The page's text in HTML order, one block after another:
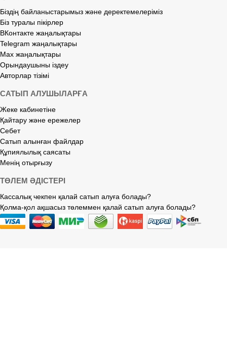
Біздің байланыстарымыз және деректемелеріміз
Біз туралы пікірлер
ВКонтакте жаңалықтары
Telegram жаңалықтары
Max жаңалықтары
Орындаушыны іздеу
Авторлар тізімі
САТЫП АЛУШЫЛАРҒА
Жеке кабинетіне
Қайтару және ережелер
Себет
Сатып алынған файлдар
Құпиялылық саясаты
Менің отырғызу
ТӨЛЕМ ӘДІСТЕРІ
Кассалық чекпен қалай сатып алуға болады?
Қолма-қол ақшасыз төлеммен қалай сатып алуға болады?